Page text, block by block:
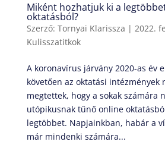
Miként hozhatjuk ki a
oktatásból?
Szerző: Tornyai Klarissza | 2022.
Kulisszatitkok
A koronavírus járvány 2020-as év
követően az oktatási intézmények
megtettek, hogy a sokak számára
utópikusnak tűnő online
legtöbbet. Napjainkban, habár a
már mindenki számára...